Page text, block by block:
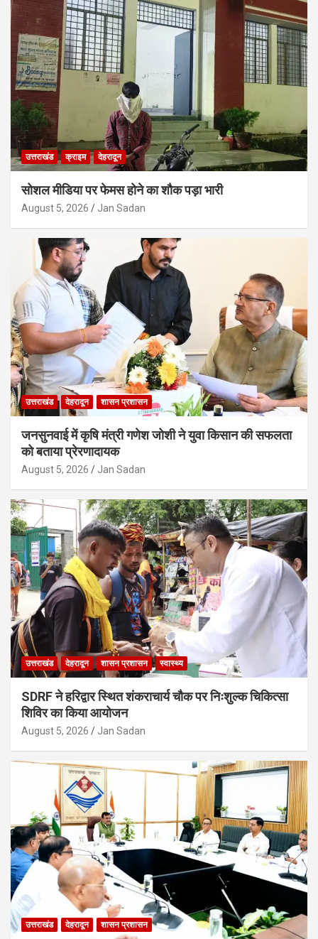
उत्तराखंड क्राइम देहरादून
सोशल मीडिया पर फेमस होने का शौक पड़ा भारी
August 5, 2026 Jan Sadan
उत्तराखंड देहरादून शासन प्रशासन
जनसुनवाई में कृषि मंत्री गणेश जोशी ने युवा किसान की सफलता
को बताया प्रेरणादायक
August 5, 2026 Jan Sadan
उत्तराखंड देहरादून शासन प्रशासन स्वास्थ्य
SDRF ने हरिद्वार स्थित शंकराचार्य चौक पर निःशुल्क चिकित्सा
शिविर का किया आयोजन
August 5, 2026 Jan Sadan
उत्तराखंड देहरादून शासन प्रशासन